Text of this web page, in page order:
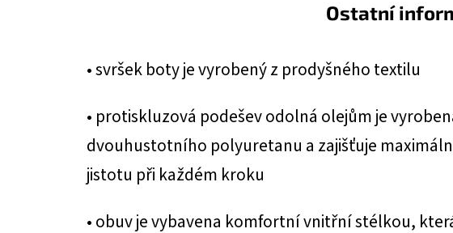
Ostatní
• svršek boty je vyrobený z prodyšného textilu
• protiskluzová podešev odolná olejům je
dvouhustotního polyuretanu a zajišťuje
jistotu při každém kroku
• obuv je vybavena komfortní vnitřní stélkou,